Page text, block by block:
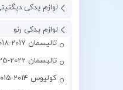
لوازم یدکی
لوازم یدکی رنو
تالیسمان 2017-2018
تالیسمان 2022-2025
کولیوس 2014-2015